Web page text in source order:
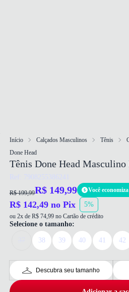
Início Calçados Masculinos Tênis
Done Head
Tênis Done Head Masculino
Ref: 7908255386241
R$ 199,99R$ 149,99 Você
R$ 142,49 no Pix 5%
ou 2x de R$ 74,99 no Cartão de crédito
Selecione o tamanho:
38 39 40 41 42
Descubra seu tamanho